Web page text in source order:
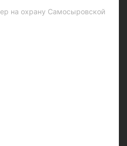
на охрану Самосыровской